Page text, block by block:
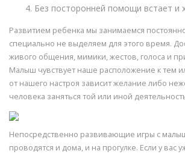
Без посторонней помощи встает и
Развитием ребенка мы занимаемся
специально не выделяем для этого время.
живого общения, мимики, жестов, голоса и
Малыш чувствует наше расположение к тем
от нашего настроя зависит желание либо
человека заняться той или иной
Непосредственно развивающие игры с
проводятся и дома, и на прогулке. Если у вас